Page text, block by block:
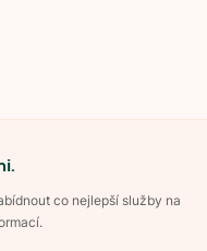
co nejlepší služby na